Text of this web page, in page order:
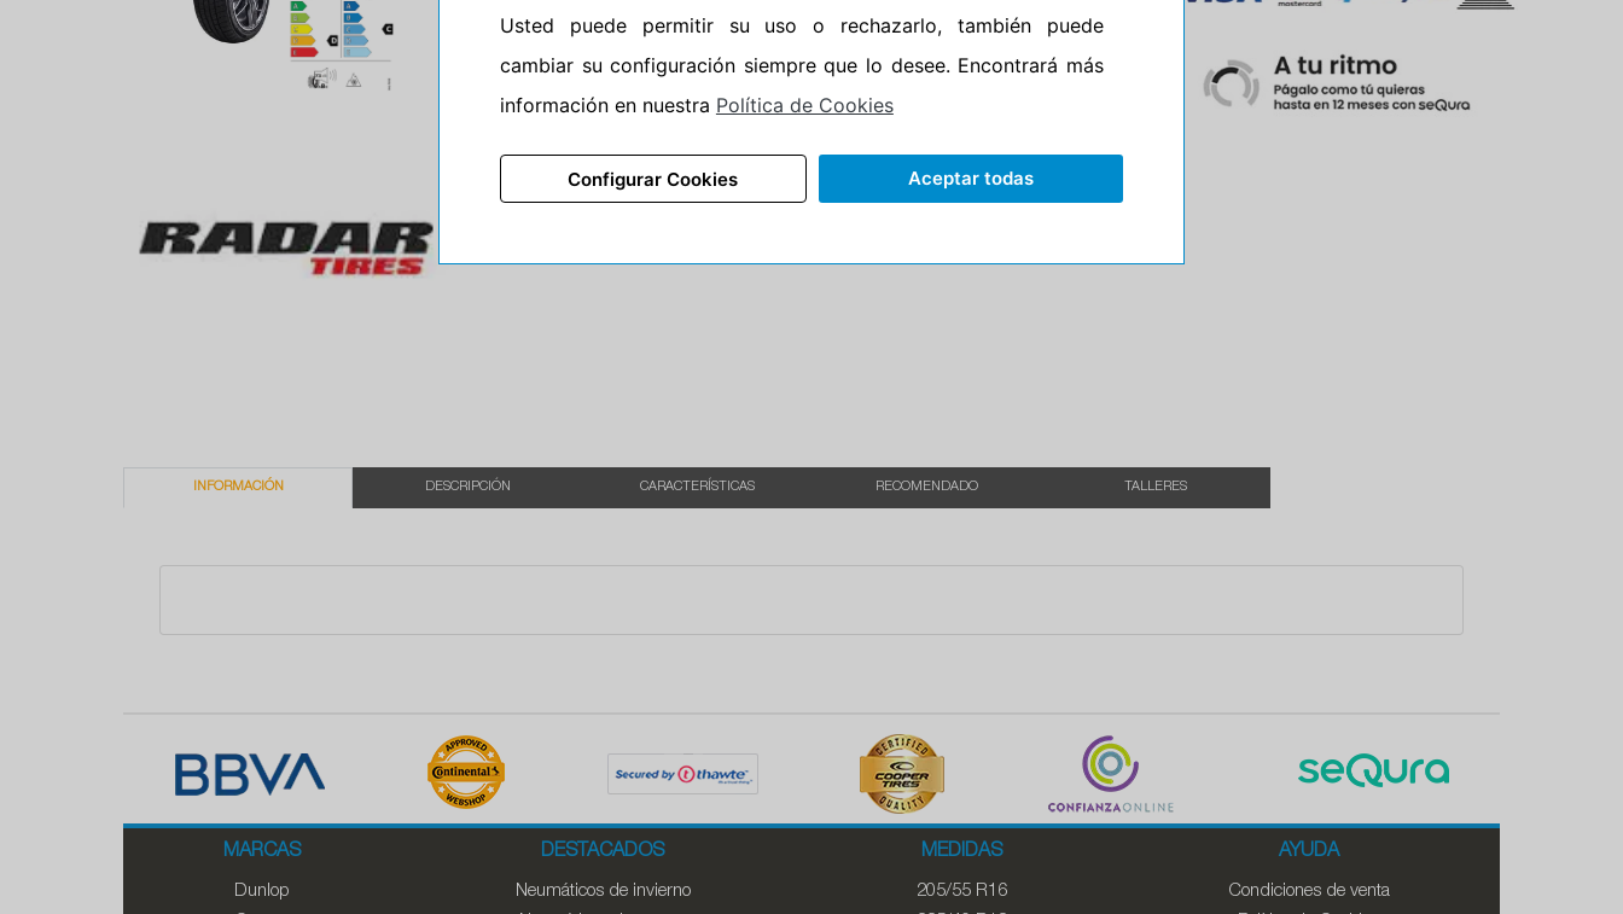
•Oportunidad No
95%
Etiqueta energética
INFORMACIÓN DESCRIPCIÓN CARACTERÍSTICAS RECOMENDADO TALLERES
MARCAS
Dunlop
DESTACADOS
Neumáticos de invierno
MEDIDAS
205/55 R16
AYUDA
Condiciones de venta
Usted puede permitir su uso o rechazarlo, también puede
cambiar su configuración siempre que lo desee. Encontrará más
información en nuestra Política de Cookies
Configurar Cookies Aceptar todas